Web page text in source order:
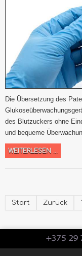
Die Übersetzung des
des Blutzuckers ohne
und bequeme
WEITERLESEN ...
Start Zurück 1